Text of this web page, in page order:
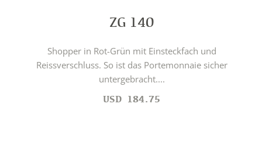
ZG 140
Shopper in Rot-Grün mit Einsteckfach und
Reissverschluss. So ist das Portemonnaie sicher
untergebracht....
USD 184.75